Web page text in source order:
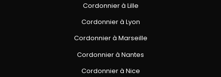
Cordonnier à Lille
Cordonnier à Lyon
Cordonnier à Marseille
Cordonnier à Nantes
Cordonnier à Nice